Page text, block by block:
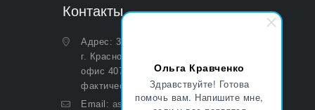
Ольга Кравченко
Здравствуйте! Готова
помочь вам. Напишите мне,
Контакты
Адрес: 350051, Краснодарский край,
г. Краснодар, ул. Дальняя, д. 27,
офис 407 (Юридический и
фактический)
Email: asp@aoasp.ru